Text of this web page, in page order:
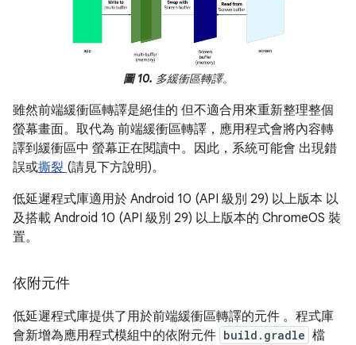
圖 10. 多緩衝區轉譯。
雖然前端緩衝區轉譯是絕佳的 但不適合用來重新整理整個
螢幕畫面。取代為 前端緩衝區轉譯，應用程式會將內容轉
譯到緩衝區中 螢幕正在閱讀中。因此，系統可能會 出現錯
誤或撕裂 (請見下方說明)。
低延遲程式庫適用於 Android 10 (API 級別 29) 以上版本 以
及搭載 Android 10 (API 級別 29) 以上版本的 ChromeOS 裝
置。
依附元件
低延遲程式庫提供了用於前端緩衝區轉譯的元件 。程式庫
會新增為應用程式模組中的依附元件 build.gradle 檔